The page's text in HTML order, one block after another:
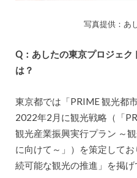
写真提供：あ
Q：あしたの東京プロジェク
は？
東京都では「PRIME 観光都
2022年2月に観光戦略（「
観光産業振興実行プラン ～
に向けて～」）を策定して
続可能な観光の推進」を掲げ